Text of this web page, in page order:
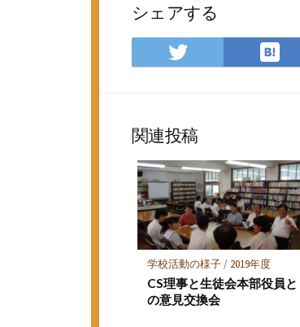
シェアする
Twitter
で
ア
は
て
マ
ー
ク
に
保
関連投稿
学校活動の様子/ 2019年度
CS理事と生徒会本部役員と
の意見交換会